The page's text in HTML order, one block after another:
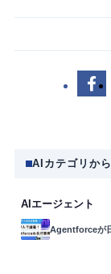
AIカテゴリか
AIエージェント
Agentforceが